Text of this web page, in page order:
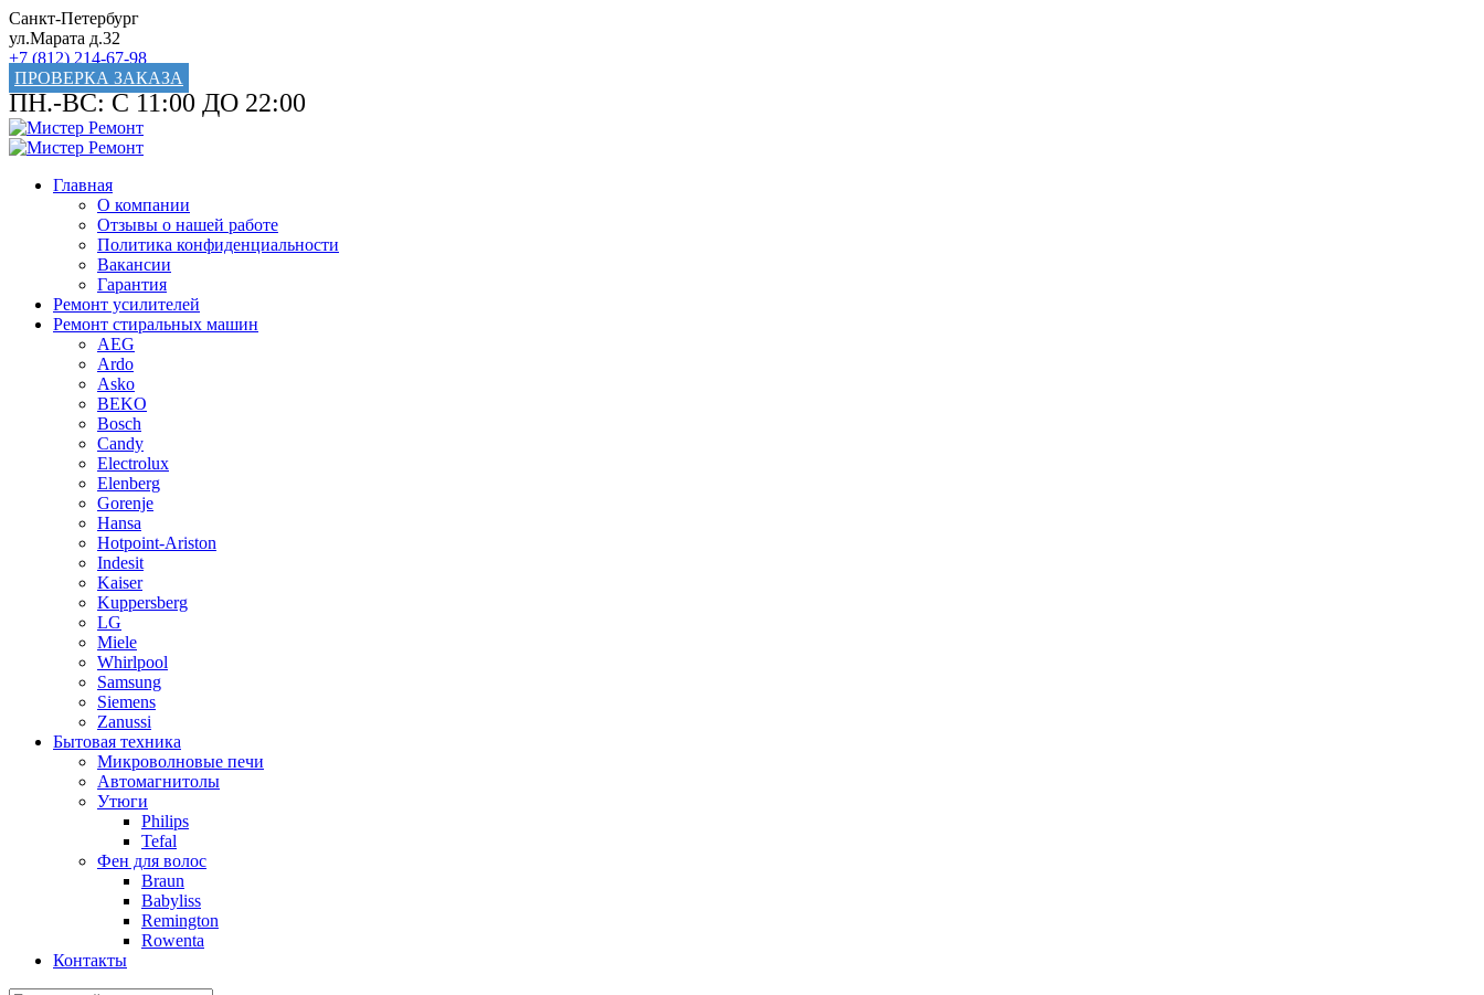
Санкт-Петербург
ул.Марата д.32
+7 (812) 214-67-98
ПРОВЕРКА ЗАКАЗА
ПН.-ВС: С 11:00 ДО 22:00
Главная
О компании
Отзывы о нашей работе
Политика конфиденциальности
Вакансии
Гарантия
Ремонт усилителей
Ремонт стиральных машин
AEG
Ardo
Asko
BEKO
Bosch
Candy
Electrolux
Elenberg
Gorenje
Hansa
Hotpoint-Ariston
Indesit
Kaiser
Kuppersberg
LG
Miele
Whirlpool
Samsung
Siemens
Zanussi
Бытовая техника
Микроволновые печи
Автомагнитолы
Утюги
Philips
Tefal
Фен для волос
Braun
Babyliss
Remington
Rowenta
Контакты